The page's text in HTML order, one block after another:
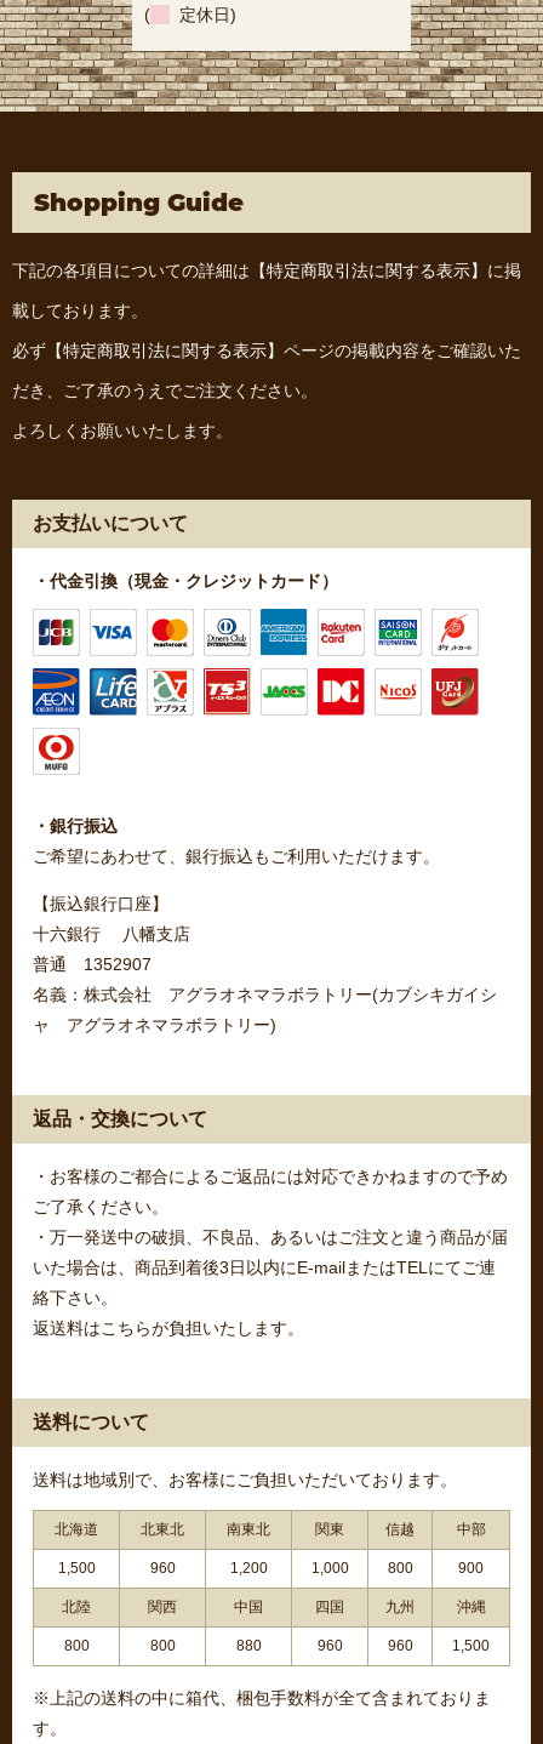
( 定休日)
Shopping Guide
下記の各項目についての詳細は 【特定商取引法に関する表示】 に掲
載しております。
必ず 【特定商取引法に関する表示】 ページの掲載内容をご確認いた
だき、ご了承のうえでご注文ください。
よろしくお願いいたします。
お支払いについて
・代金引換（現金・クレジットカード）
・銀行振込
ご希望にあわせて、銀行振込もご利用いただけます。
【振込銀行口座】
十六銀行 八幡支店
普通 1352907
名義：株式会社 アグラオネマラボラトリー(カブシキガイシ
ャ アグラオネマラボラトリー)
返品・交換について
・お客様のご都合によるご返品には対応できかねますので予め
ご了承ください。
・万一発送中の破損、不良品、あるいはご注文と違う商品が届
いた場合は、商品到着後3日以内にE-mailまたはTELにてご連
絡下さい。
返送料はこちらが負担いたします。
送料について
送料は地域別で、お客様にご負担いただいております。
北海道 北東北 南東北 関東 信越 中部
1,500 960 1,200 1,000 800 900
北陸 関西 中国 四国 九州 沖縄
800 800 880 960 960 1,500
※上記の送料の中に箱代、梱包手数料が全て含まれておりま
す。